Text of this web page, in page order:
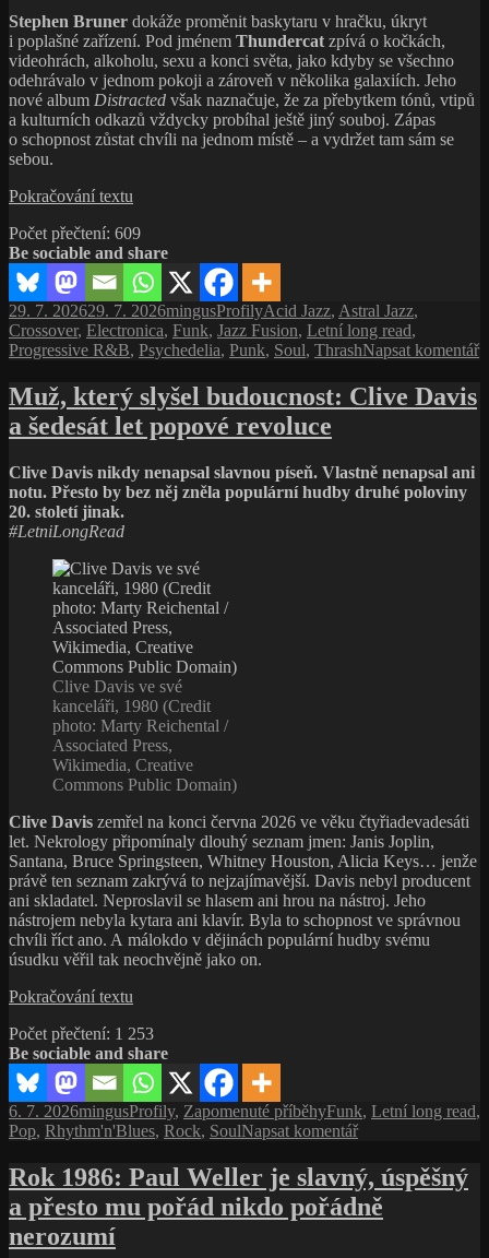
Stephen Bruner dokáže proměnit baskytaru v hračku, úkryt
i poplašné zařízení. Pod jménem Thundercat zpívá o kočkách,
videohrách, alkoholu, sexu a konci světa, jako kdyby se všechno
odehrávalo v jednom pokoji a zároveň v několika galaxiích. Jeho
nové album Distracted však naznačuje, že za přebytkem tónů, vtipů
a kulturních odkazů vždycky probíhal ještě jiný souboj. Zápas
o schopnost zůstat chvíli na jednom místě – a vydržet tam sám se
sebou.
Pokračování textu
baskytaru
v osobní
nervovou
soustavu
Počet přečtení: 609
Be sociable and share
Publikováno:
29. 7. 202629. 7. 2026Autor:
mingusRubriky:
ProfilyŠtítky:
Acid Jazz, Astral Jazz,
Crossover, Electronica, Funk, Jazz Fusion, Letní long read,
Progressive R&B, Psychedelia, Punk, Soul, ThrashNapsat komentář
Muž, který slyšel budoucnost: Clive Davis
a šedesát let popové revoluce
Clive Davis nikdy nenapsal slavnou píseň. Vlastně nenapsal ani
notu. Přesto by bez něj zněla populární hudby druhé poloviny
20. století jinak.
#LetniLongRead
Clive Davis ve své
kanceláři, 1980 (Credit
photo: Marty Reichental /
Associated Press,
Wikimedia, Creative
Commons Public Domain)
Clive Davis zemřel na konci června 2026 ve věku čtyřiadevadesáti
let. Nekrology připomínaly dlouhý seznam jmen: Janis Joplin,
Santana, Bruce Springsteen, Whitney Houston, Alicia Keys… jenže
právě ten seznam zakrývá to nejzajímavější. Davis nebyl producent
ani skladatel. Neproslavil se hlasem ani hrou na nástroj. Jeho
nástrojem nebyla kytara ani klavír. Byla to schopnost ve správnou
chvíli říct ano. A málokdo v dějinách populární hudby svému
úsudku věřil tak neochvějně jako on.
Pokračování textu
slyšel
budoucnost:
Clive
Davis
a šedesát
let
revoluce
Počet přečtení: 1 253
Be sociable and share
Publikováno:
6. 7. 2026Autor:
mingusRubriky:
Profily, Zapomenuté příběhyŠtítky:
Funk, Letní long read,
Pop, Rhythm'n'Blues, Rock, SoulNapsat komentářpro
s
názvem
Muž,
Rok 1986: Paul Weller je slavný, úspěšný
a přesto mu pořád nikdo pořádně
nerozumí